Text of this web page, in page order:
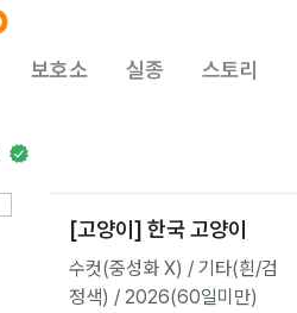
보호소 실종 스토리
[고양이] 한국 고양이
수컷(중성화 X) / 기타(흰/검
정색) / 2026(60일미만)